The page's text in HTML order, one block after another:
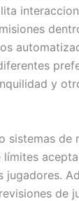
y
sistemas
de